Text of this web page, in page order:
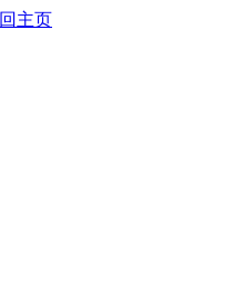
主页